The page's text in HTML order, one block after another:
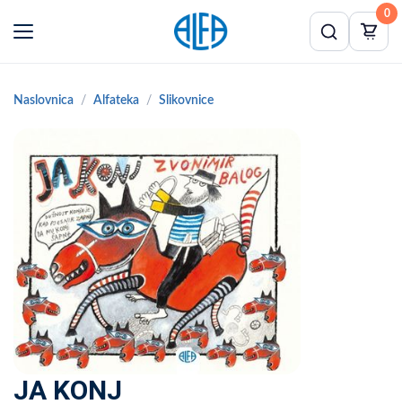
0
Naslovnica Alfateka Slikovnice
JA KONJ